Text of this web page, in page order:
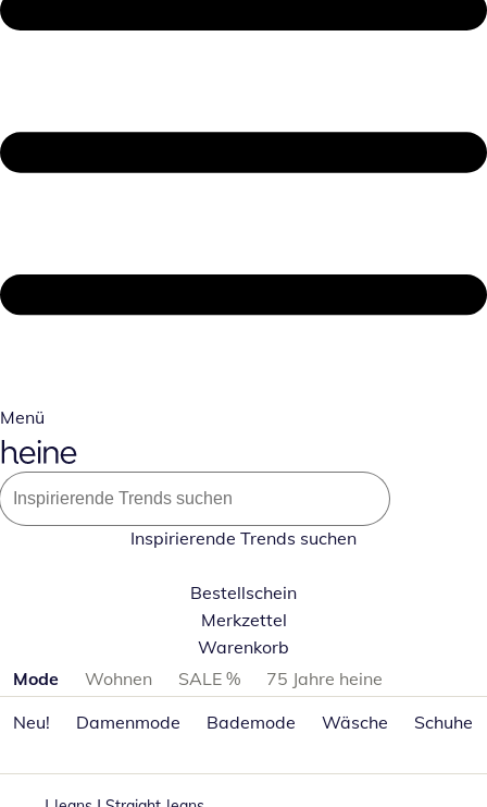
Menü
Inspirierende Trends suchen
Bestellschein
Merkzettel
Warenkorb
Produktkategorien überspringen
Mode Wohnen SALE %
75 Jahre heine
Neu!
Damenmode Bademode Wäsche Schuhe